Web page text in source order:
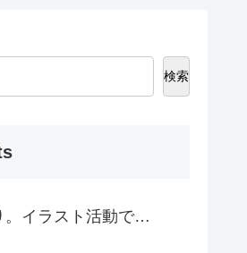
検索
。イラスト活動で…